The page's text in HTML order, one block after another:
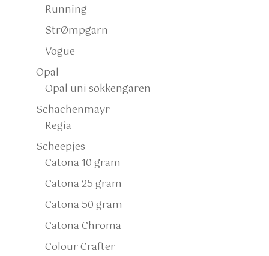
Running
StrØmpgarn
Vogue
Opal
Opal uni sokkengaren
Schachenmayr
Regia
Scheepjes
Catona 10 gram
Catona 25 gram
Catona 50 gram
Catona Chroma
Colour Crafter